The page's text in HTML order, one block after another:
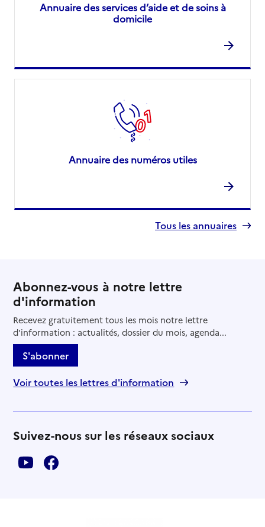
Annuaire des services d’aide et de soins à
domicile
Annuaire des numéros utiles
Tous les annuaires
Abonnez-vous à notre lettre
d'information
Recevez gratuitement tous les mois notre lettre
d'information : actualités, dossier du mois, agenda...
S'abonner
Voir toutes les lettres d'information
Suivez-nous sur les réseaux sociaux